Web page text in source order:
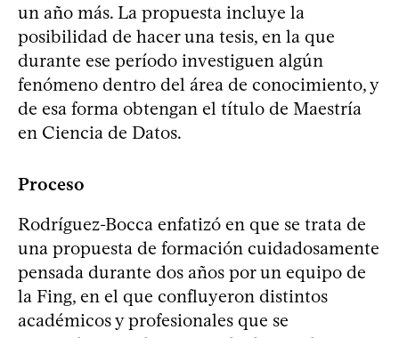
un año más. La propuesta incluye la
posibilidad de hacer una tesis, en la que
durante ese período investiguen algún
fenómeno dentro del área de conocimiento, y
de esa forma obtengan el título de Maestría
en Ciencia de Datos.
Proceso
Rodríguez-Bocca enfatizó en que se trata de
una propuesta de formación cuidadosamente
pensada durante dos años por un equipo de
la Fing, en el que confluyeron distintos
académicos y profesionales que se